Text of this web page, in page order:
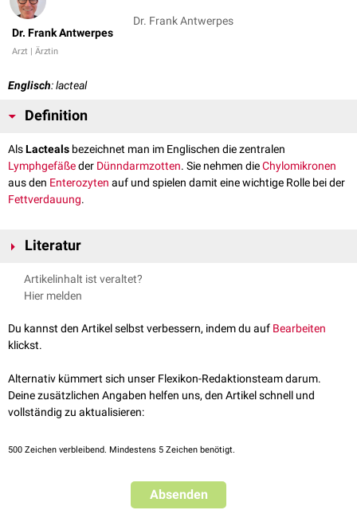
Dr. Frank Antwerpes
Arzt | Ärztin
Dr. Frank Antwerpes
Englisch: lacteal
Definition
AlsLacteals bezeichnet man im Englischen die zentralen
Lymphgefäßeder Dünndarmzotten. Sie nehmen dieChylomikronen
aus den Enterozyten auf und spielen damit eine wichtige Rolle bei der
Fettverdauung.
Literatur
J. Brandon Dixon: Mechanisms of chylomicron uptake into lacteals
Ann N Y Acad Sci. Author manuscript; available in PMC 2011 Jul 10.
doi: 10.1111/j.1749-6632.2010.05716.x PMCID: PMC3132563 PMID:
20961306
Artikelinhalt ist veraltet?
Hier melden
Du kannst den Artikel selbst verbessern, indem du auf Bearbeiten
klickst.
Alternativ kümmert sich unser Flexikon-Redaktionsteam darum.
Deine zusätzlichen Angaben helfen uns, den Artikel schnell und
vollständig zu aktualisieren:
500 Zeichen verbleibend. Mindestens 5 Zeichen benötigt.
Absenden